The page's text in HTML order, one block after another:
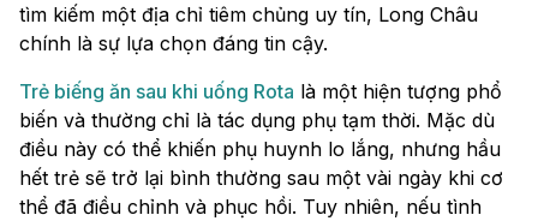
tìm kiếm một địa chỉ tiêm chủng uy tín, Long Châu
chính là sự lựa chọn đáng tin cậy.
Trẻ biếng ăn sau khi uống Rota là một hiện tượng phổ
biến và thường chỉ là tác dụng phụ tạm thời. Mặc dù
điều này có thể khiến phụ huynh lo lắng, nhưng hầu
hết trẻ sẽ trở lại bình thường sau một vài ngày khi cơ
thể đã điều chỉnh và phục hồi. Tuy nhiên, nếu tình